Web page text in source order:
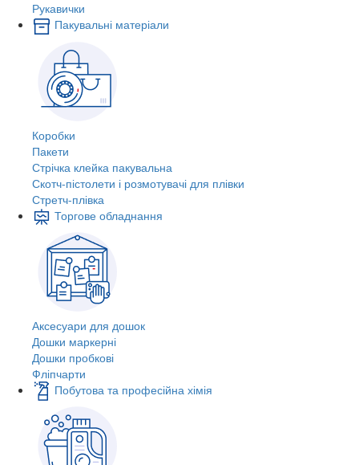
Рукавички
Пакувальні матеріали
Коробки
Пакети
Стрічка клейка пакувальна
Скотч-пістолети і розмотувачі для плівки
Стретч-плівка
Торгове обладнання
Аксесуари для дошок
Дошки маркерні
Дошки пробкові
Фліпчарти
Побутова та професійна хімія